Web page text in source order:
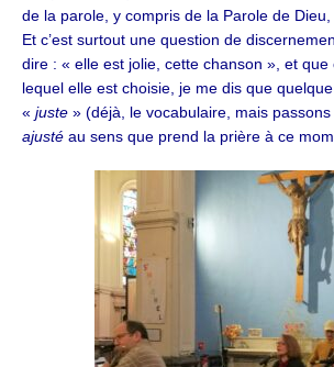
de la parole, y compris de la Parole de Dieu,
Et c’est surtout une question de
dire : « elle est jolie, cette chanson », et que
lequel elle est choisie, je me dis que
« juste » (déjà, le vocabulaire, mais passons
ajusté au sens que prend la prière à ce